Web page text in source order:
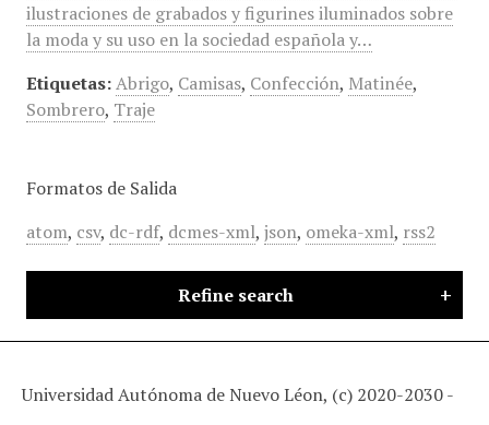
ilustraciones de grabados y figurines iluminados sobre
la moda y su uso en la sociedad española y…
Etiquetas: Abrigo, Camisas, Confección, Matinée,
Sombrero, Traje
Formatos de Salida
atom, csv, dc-rdf, dcmes-xml, json, omeka-xml, rss2
Refine search
Universidad Autónoma de Nuevo Léon, (c) 2020-2030 -